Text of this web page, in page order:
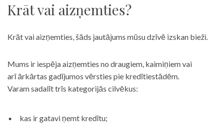
Krāt vai aizņemties?
Krāt vai aizņemties, šāds jautājums mūsu dzīvē izskan bieži.
Mums ir iespēja aizņemties no draugiem, kaimiņiem vai
arī ārkārtas gadījumos vērsties pie kredītiestādēm.
Varam sadalīt trīs kategorijās cilvēkus:
kas ir gatavi ņemt kredītu;